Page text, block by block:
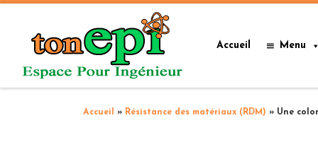
Accueil Menu
Accueil » Résistance des matériaux (RDM) » Une